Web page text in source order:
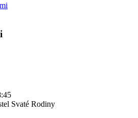
Svaté Rodiny